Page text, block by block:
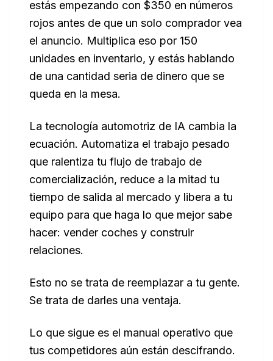
estás empezando con $350 en números
rojos antes de que un solo comprador vea
el anuncio. Multiplica eso por 150
unidades en inventario, y estás hablando
de una cantidad seria de dinero que se
queda en la mesa.
La tecnología automotriz de IA cambia la
ecuación. Automatiza el trabajo pesado
que ralentiza tu flujo de trabajo de
comercialización, reduce a la mitad tu
tiempo de salida al mercado y libera a tu
equipo para que haga lo que mejor sabe
hacer: vender coches y construir
relaciones.
Esto no se trata de reemplazar a tu gente.
Se trata de darles una ventaja.
Lo que sigue es el manual operativo que
tus competidores aún están descifrando.